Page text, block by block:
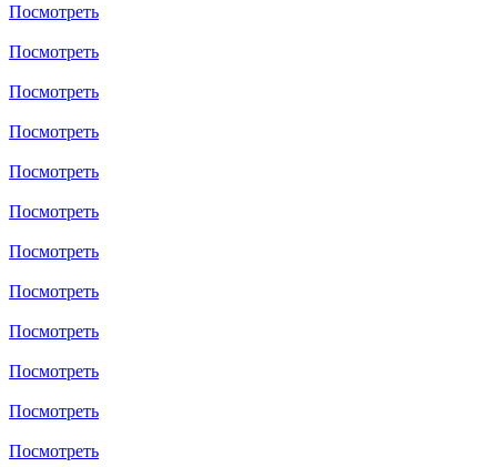
Посмотреть
Посмотреть
Посмотреть
Посмотреть
Посмотреть
Посмотреть
Посмотреть
Посмотреть
Посмотреть
Посмотреть
Посмотреть
Посмотреть